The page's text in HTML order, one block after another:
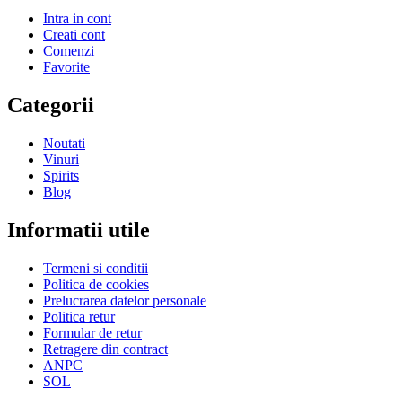
Intra in cont
Creati cont
Comenzi
Favorite
Categorii
Noutati
Vinuri
Spirits
Blog
Informatii utile
Termeni si conditii
Politica de cookies
Prelucrarea datelor personale
Politica retur
Formular de retur
Retragere din contract
ANPC
SOL